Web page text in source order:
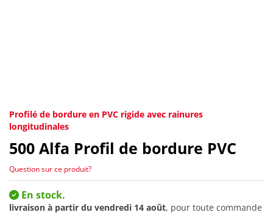
Profilé de bordure en PVC rigide avec rainures
longitudinales
500 Alfa Profil de bordure PVC
Question sur ce produit?
En stock.
livraison à partir du vendredi 14 août, pour toute commande